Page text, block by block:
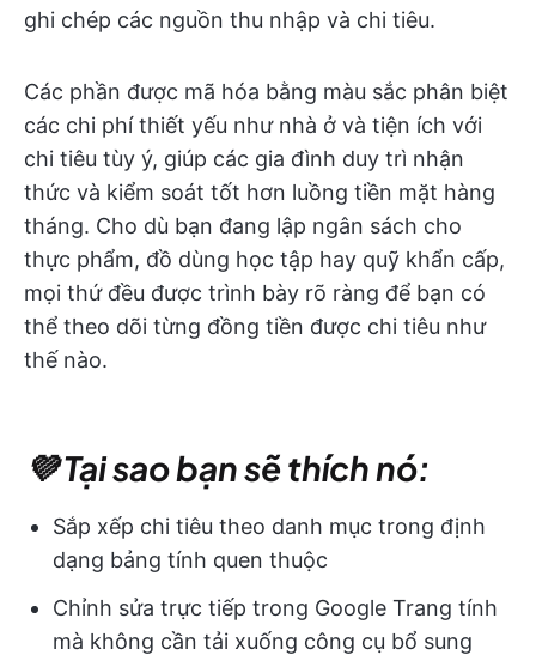
ghi chép các nguồn thu nhập và chi tiêu.
Các phần được mã hóa bằng màu sắc phân biệt
các chi phí thiết yếu như nhà ở và tiện ích với
chi tiêu tùy ý, giúp các gia đình duy trì nhận
thức và kiểm soát tốt hơn luồng tiền mặt hàng
tháng. Cho dù bạn đang lập ngân sách cho
thực phẩm, đồ dùng học tập hay quỹ khẩn cấp,
mọi thứ đều được trình bày rõ ràng để bạn có
thể theo dõi từng đồng tiền được chi tiêu như
thế nào.
💜 Tại sao bạn sẽ thích nó:
Sắp xếp chi tiêu theo danh mục trong định
dạng bảng tính quen thuộc
Chỉnh sửa trực tiếp trong Google Trang tính
mà không cần tải xuống công cụ bổ sung